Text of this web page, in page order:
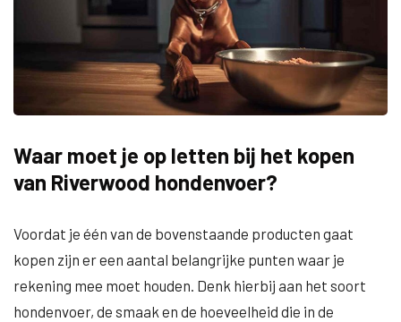
Waar moet je op letten bij het kopen
van Riverwood hondenvoer?
Voordat je één van de bovenstaande producten gaat
kopen zijn er een aantal belangrijke punten waar je
rekening mee moet houden. Denk hierbij aan het soort
hondenvoer, de smaak en de hoeveelheid die in de